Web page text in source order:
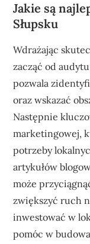
Jakie są
Słupsku
Wdrażając
zacząć od
pozwala
oraz wskazać
Następnie
marketingowej,
potrzeby
artykułów
może
zwiększyć ruch
inwestować w
pomóc w